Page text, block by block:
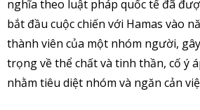
nghĩa theo luật pháp quốc tế đã
bắt đầu cuộc chiến với Hamas vào
thành viên của một nhóm người,
trọng về thể chất và tinh thần, cố ý
nhằm tiêu diệt nhóm và ngăn cản